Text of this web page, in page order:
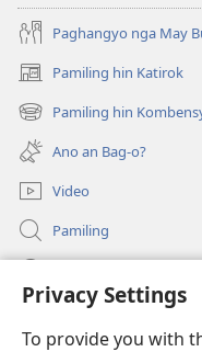
Privacy Settings
To provide you with
Paghangyo nga May
Pamiling hin Katirok
(opens
new
window)
Pamiling hin
(opens
new
window)
Ano an Bag-o?
Video
Pamiling
(opens